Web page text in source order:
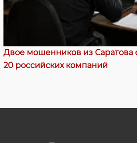
Двое мошенников из
20 российских компаний